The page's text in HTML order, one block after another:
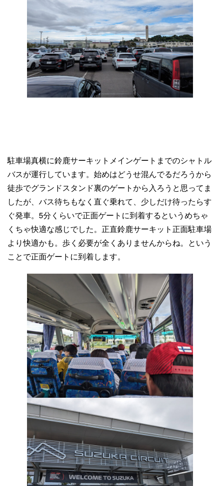
駐車場真横に鈴鹿サーキットメインゲートまでのシャトル
バスが運行しています。始めはどうせ混んでるだろうから
徒歩でグランドスタンド裏のゲートから入ろうと思ってま
したが、バス待ちもなく直ぐ乗れて、少しだけ待ったらす
ぐ発車。5分くらいで正面ゲートに到着するというめちゃ
くちゃ快適な感じでした。正直鈴鹿サーキット正面駐車場
より快適かも。歩く必要が全くありませんからね。という
ことで正面ゲートに到着します。